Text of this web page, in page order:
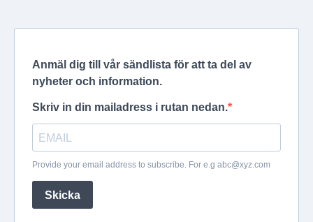
Anmäl dig till vår sändlista för att ta del av
nyheter och information.
Skriv in din mailadress i rutan nedan.
Provide your email address to subscribe. For e.g abc@xyz.com
Skicka